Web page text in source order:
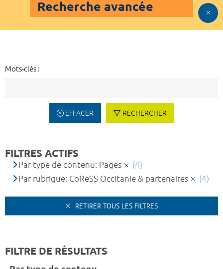
Recherche avancée
Mots-clés :
EFFACER RECHERCHER
FILTRES ACTIFS
Par type de contenu: Pages
(4)
Par rubrique: CoReSS Occitanie & partenaires
(4)
RETIRER TOUS LES FILTRES
FILTRE DE RÉSULTATS